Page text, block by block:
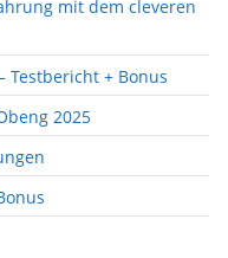
mit dem cleveren
Testbericht + Bonus
2025